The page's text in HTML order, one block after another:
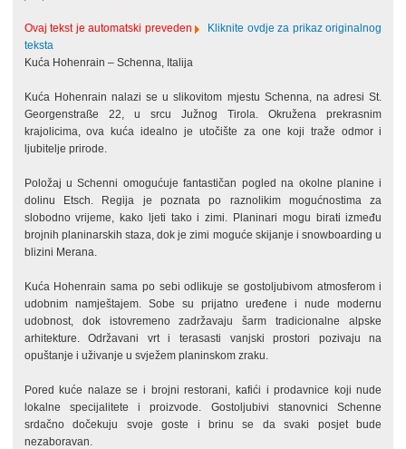
Ovaj tekst je automatski preveden
Kliknite ovdje za prikaz originalnog
teksta
Kuća Hohenrain – Schenna, Italija
Kuća Hohenrain nalazi se u slikovitom mjestu Schenna, na adresi St.
Georgenstraße 22, u srcu Južnog Tirola. Okružena prekrasnim
krajolicima, ova kuća idealno je utočište za one koji traže odmor i
ljubitelje prirode.
Položaj u Schenni omogućuje fantastičan pogled na okolne planine i
dolinu Etsch. Regija je poznata po raznolikim mogućnostima za
slobodno vrijeme, kako ljeti tako i zimi. Planinari mogu birati između
brojnih planinarskih staza, dok je zimi moguće skijanje i snowboarding u
blizini Merana.
Kuća Hohenrain sama po sebi odlikuje se gostoljubivom atmosferom i
udobnim namještajem. Sobe su prijatno uređene i nude modernu
udobnost, dok istovremeno zadržavaju šarm tradicionalne alpske
arhitekture. Održavani vrt i terasasti vanjski prostori pozivaju na
opuštanje i uživanje u svježem planinskom zraku.
Pored kuće nalaze se i brojni restorani, kafići i prodavnice koji nude
lokalne specijalitete i proizvode. Gostoljubivi stanovnici Schenne
srdačno dočekuju svoje goste i brinu se da svaki posjet bude
nezaboravan.